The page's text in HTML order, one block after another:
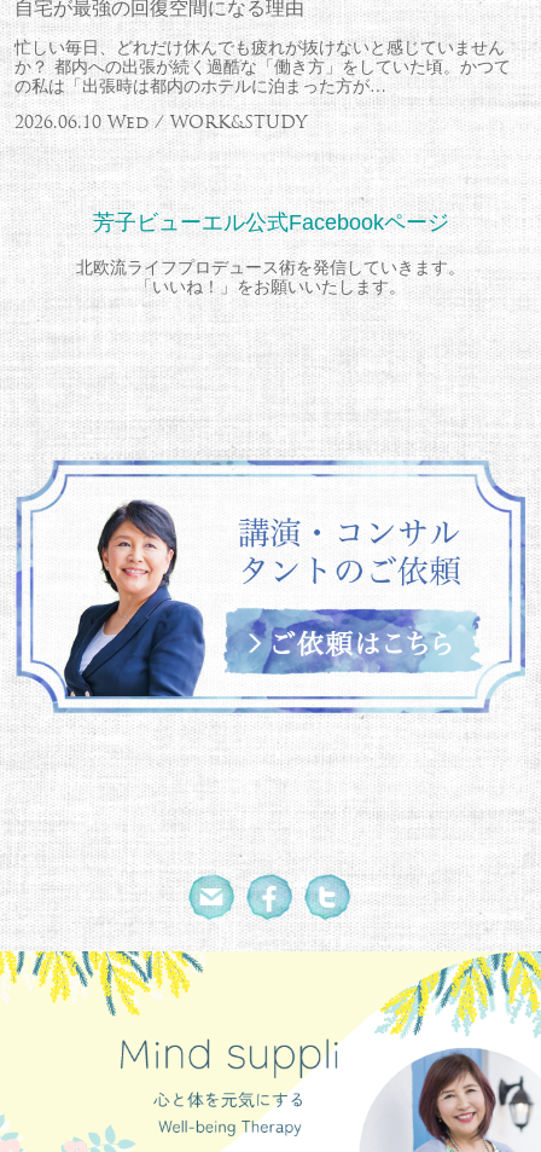
自宅が最強の回復空間になる理由
忙しい毎日、どれだけ休んでも疲れが抜けないと感じていません
か？ 都内への出張が続く過酷な「働き方」をしていた頃。かつて
の私は「出張時は都内のホテルに泊まった方が…
2026.06.10 Wed / WORK&STUDY
芳子ビューエル公式Facebookページ
北欧流ライフプロデュース術を発信していきます。
「いいね！」をお願いいたします。